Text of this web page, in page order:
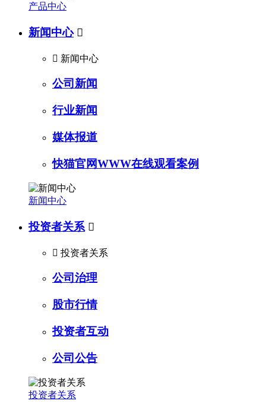
产品中心
新闻中心 
 新闻中心
公司新闻
行业新闻
媒体报道
快猫官网WWW在线观看案例
新闻中心
投资者关系 
 投资者关系
公司治理
股市行情
投资者互动
公司公告
投资者关系